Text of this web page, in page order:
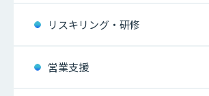
リスキリング・研修
営業支援